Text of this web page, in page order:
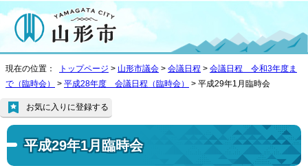
現在の位置： トップページ > 山形市議会 > 会議日程 > 会議日程 令和3年度ま
で（臨時会）
> 平成28年度 会議日程（臨時会） > 平成29年1月臨時会
平成29年1月臨時会
お気に入りに登録する